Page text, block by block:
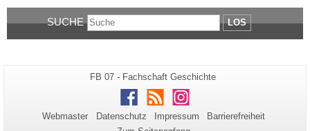
SUCHE LOS
Zusätzliche
Informationen
zu
dieser
Seiten-
FB 07 - Fachschaft Geschichte
Facebook
RSS Instagram
Webmaster Datenschutz Impressum
Barrierefreiheit